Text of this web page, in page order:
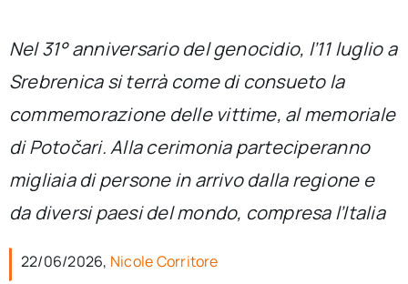
Sezioni
Chi siamo
Cerca
per:
Nel 31° anniversario del genocidio, l’11 luglio a
Srebrenica si terrà come di consueto la
commemorazione delle vittime, al memoriale
di Potočari. Alla cerimonia parteciperanno
migliaia di persone in arrivo dalla regione e
da diversi paesi del mondo, compresa l’Italia
22/06/2026, Nicole Corritore